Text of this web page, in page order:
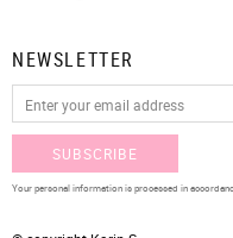
NEWSLETTER
SUBSCRIBE
Your personal information is processed in